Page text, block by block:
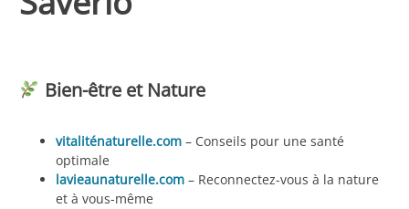
Bien-être et Nature
vitaliténaturelle.com – Conseils pour une santé
optimale
lavieaunaturelle.com – Reconnectez-vous à la nature
et à vous-même